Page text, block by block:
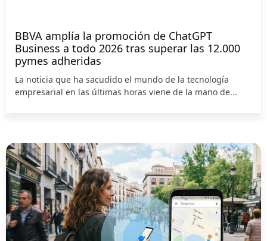
BBVA amplía la promoción de ChatGPT
Business a todo 2026 tras superar las 12.000
pymes adheridas
La noticia que ha sacudido el mundo de la tecnología
empresarial en las últimas horas viene de la mano de...